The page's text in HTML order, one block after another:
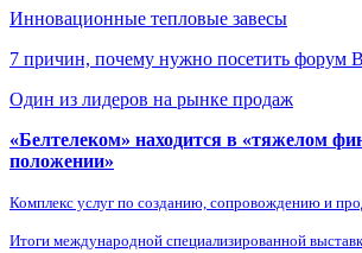
Инновационные тепловые завесы
7 причин, почему нужно посетить форум
Один из лидеров на рынке продаж
«Белтелеком» находится в «тяжелом
положении»
Комплекс услуг по созданию, сопровождению и
Итоги международной специализированной